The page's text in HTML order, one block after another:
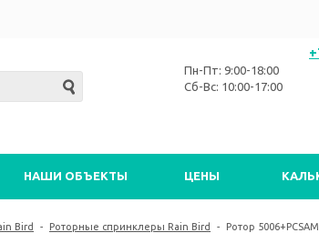
Пн-Пт: 9:00-18:00
Сб-Вс: 10:00-17:00
НАШИ ОБЪЕКТЫ ЦЕНЫ
Bird - Роторные спринклеры Rain Bird - Ротор